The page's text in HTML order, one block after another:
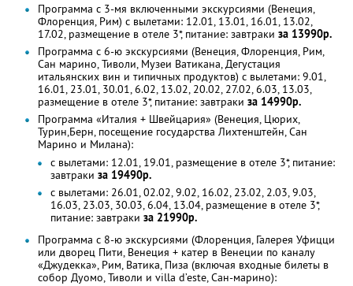
Программа с 3-мя включенными экскурсиями (Венеция,
Флоренция, Рим) с вылетами: 12.01, 13.01, 16.01, 13.02,
17.02, размещение в отеле 3*, питание: завтраки за 13990р.
Программа с 6-ю экскурсиями (Венеция, Флоренция, Рим,
Сан марино, Тиволи, Музеи Ватикана, Дегустация
итальянских вин и типичных продуктов) с вылетами: 9.01,
16.01, 23.01, 30.01, 6.02, 13.02, 20.02, 27.02, 6.03, 13.03,
размещение в отеле 3*, питание: завтраки за 14990р.
Программа «Италия + Швейцария» (Венеция, Цюрих,
Турин,Берн, посещение государства Лихтенштейн, Сан
Марино и Милана):
с вылетами: 12.01, 19.01, размещение в отеле 3*, питание:
завтраки за 19490р.
с вылетами: 26.01, 02.02, 9.02, 16.02, 23.02, 2.03, 9.03,
16.03, 23.03, 30.03, 6.04, 13.04, размещение в отеле 3*,
питание: завтраки за 21990р.
Программа с 8-ю экскурсиями (Флоренция, Галерея Уфицци
или дворец Пити, Венеция + катер в Венеции по каналу
«Джудекка», Рим, Ватика, Пиза (включая входные билеты в
собор Дуомо, Тиволи и villa d’este, Сан-марино):